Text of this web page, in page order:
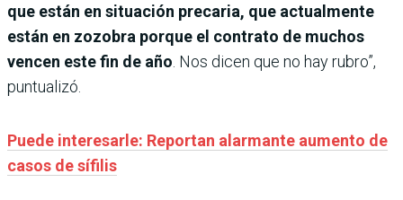
que están en situación precaria, que actualmente
están en zozobra porque el contrato de muchos
vencen este fin de año . Nos dicen que no hay rubro”,
puntualizó.
Puede interesarle: Reportan alarmante aumento de
casos de sífilis